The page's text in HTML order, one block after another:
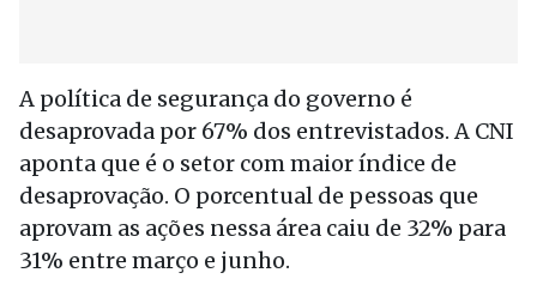
A política de segurança do governo é
desaprovada por 67% dos entrevistados. A CNI
aponta que é o setor com maior índice de
desaprovação. O porcentual de pessoas que
aprovam as ações nessa área caiu de 32% para
31% entre março e junho.